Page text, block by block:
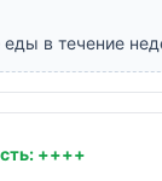
в течение
++++